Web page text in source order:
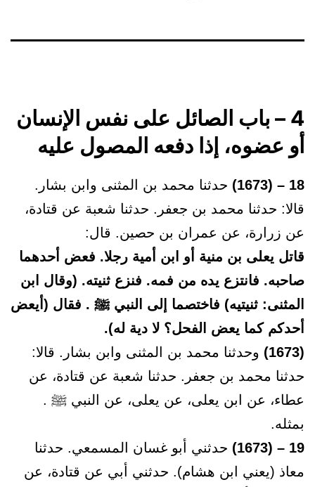
4 – باب الصائل على نفس الإنسان
أو عضوه، إذا دفعه المصول عليه
18 – (1673)
حدثنا محمد بن المثنى وابن بشار.
قالا: حدثنا محمد بن جعفر. حدثنا شعبة عن قتادة،
عن زرارة، عن عمران بن حصين. قال:
قاتل يعلى بن منية أو ابن أمية رجلا. فعض أحدهما
صاحبه. فانتزع يده من فمه. فنزع ثنيته. (وقال ابن
المثنى: ثنيتيه) فاختصما إلى النبي ﷺ . فقال (أيعض
أحدكم كما يعض الفحل؟ لا دية له).
(1673)
وحدثنا محمد بن المثنى وابن بشار. قالا:
حدثنا محمد بن جعفر. حدثنا شعبة عن قتادة، عن
عطاء، عن ابن يعلى، عن يعلى، عن النبي ﷺ .
بمثله.
19 – (1673)
حدثني أبو غسان المسمعي. حدثنا
معاذ (يعني ابن هشام). حدثني أبي عن قتادة، عن